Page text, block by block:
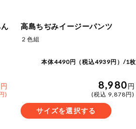
円
)
高島ちぢみイージーパンツ
２色組
本体4490円（税込4939円）/1枚
8,980円
(税込 9,878円)
サイズを選択する